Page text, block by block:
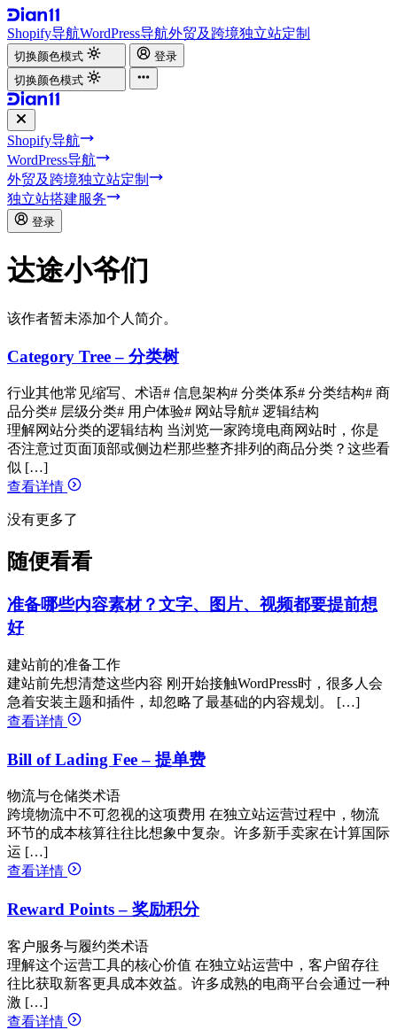
Shopify导航WordPress导航外贸及跨境独立站定制
切换颜色模式
登录
切换颜色模式
Shopify导航
WordPress导航
外贸及跨境独立站定制
独立站搭建服务
登录
达途小爷们
该作者暂未添加个人简介。
Category Tree – 分类树
行业其他常见缩写、术语# 信息架构# 分类体系# 分类结构# 商
品分类# 层级分类# 用户体验# 网站导航# 逻辑结构
理解网站分类的逻辑结构 当浏览一家跨境电商网站时，你是
否注意过页面顶部或侧边栏那些整齐排列的商品分类？这些看
似 […]
查看详情
没有更多了
随便看看
准备哪些内容素材？文字、图片、视频都要提前想
好
建站前的准备工作
建站前先想清楚这些内容 刚开始接触WordPress时，很多人会
急着安装主题和插件，却忽略了最基础的内容规划。 […]
查看详情
Bill of Lading Fee – 提单费
物流与仓储类术语
跨境物流中不可忽视的这项费用 在独立站运营过程中，物流
环节的成本核算往往比想象中复杂。许多新手卖家在计算国际
运 […]
查看详情
Reward Points – 奖励积分
客户服务与履约类术语
理解这个运营工具的核心价值 在独立站运营中，客户留存往
往比获取新客更具成本效益。许多成熟的电商平台会通过一种
激 […]
查看详情